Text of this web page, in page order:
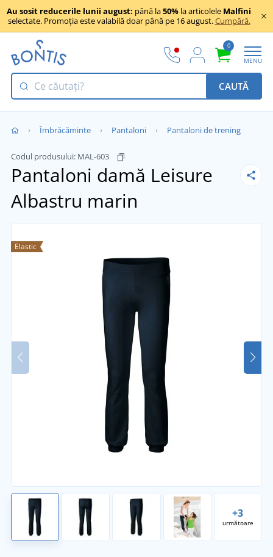
Au sosit reducerile lunii august: până la50% la articolele Malfini
selectate. Promoția este valabilă doar până pe 16 august.Cumpără.
0
MENU
CAUTĂ
Îmbrăcăminte Pantaloni Pantaloni de trening
Codul produsului: MAL-603
Pantaloni damă Leisure
Albastru marin
+3
următoare
Elastic